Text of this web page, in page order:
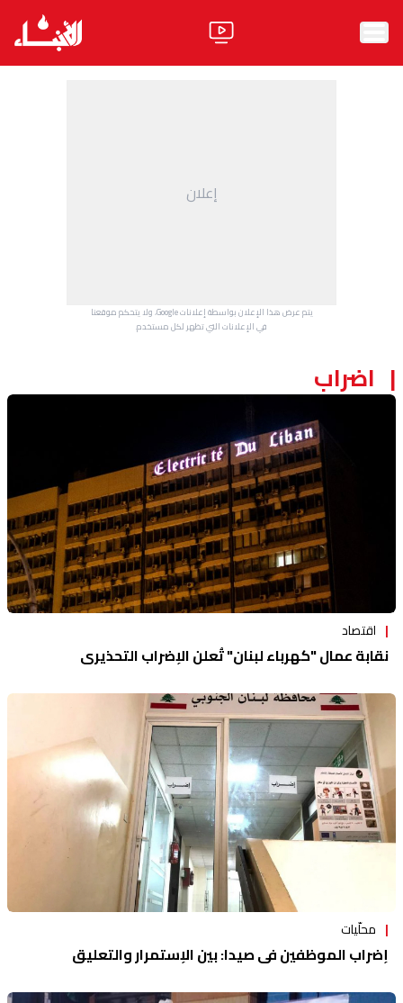
ثقافة ومجتمع
منوعات
إعلان
يتم عرض هذا الإعلان بواسطة إعلانات Google، ولا يتحكم موقعنا
في الإعلانات التي تظهر لكل مستخدم.
اضراب
اقتصاد
نقابة عمال "كهرباء لبنان" تُعلن الإضراب التحذيري
محلّيات
إضراب الموظفين في صيدا: بين الإستمرار والتعليق